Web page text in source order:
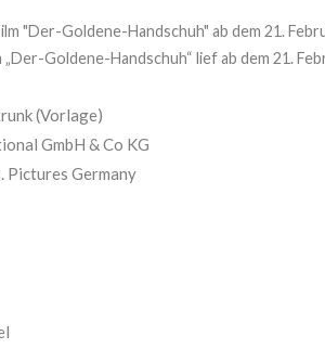
„Der-Goldene-Handschuh“ lief ab dem 21.
(Vorlage)
GmbH & Co KG
Pictures Germany